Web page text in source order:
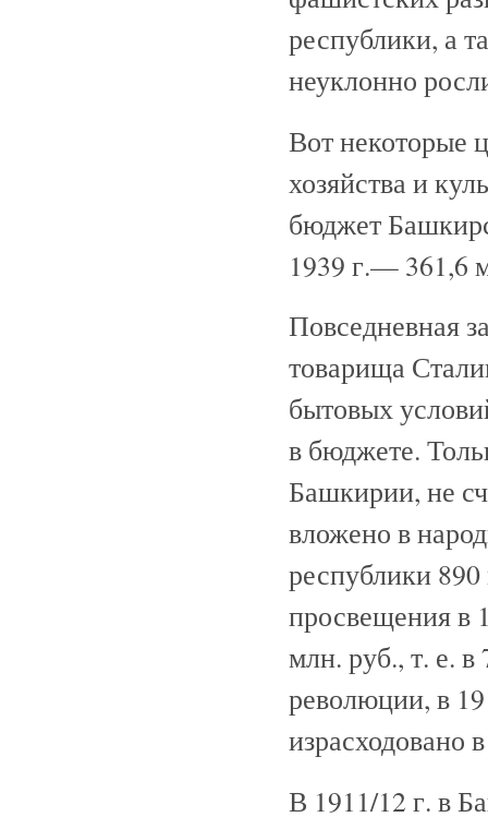
республики, а
неуклонно
Вот некоторые
хозяйства и
бюджет
1939 г.— 361,6
Повседневная
товарища
бытовых
в бюджете.
Башкирии, не
вложено в
республики
просвещения в
млн. руб., т. е. в
революции, в
израсходовано
В 1911/12 г. в